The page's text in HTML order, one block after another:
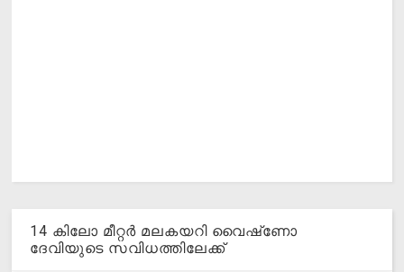
14 കിലോ മീറ്റര്‍ മലകയറി വൈഷ്‌ണോ
ദേവിയുടെ സവിധത്തിലേക്ക്